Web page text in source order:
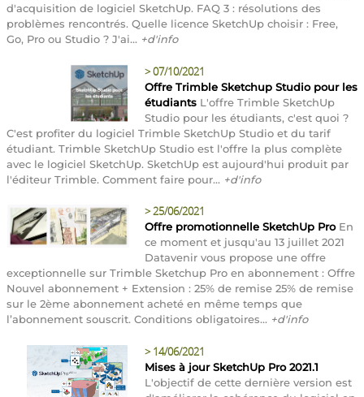
d'acquisition de logiciel SketchUp. FAQ 3 : résolutions des
problèmes rencontrés. Quelle licence SketchUp choisir : Free,
Go, Pro ou Studio ? J'ai... +d'info
>07/10/2021
Offre Trimble Sketchup Studio pour les
étudiants L'offre Trimble SketchUp
Studio pour les étudiants, c'est quoi ?
C'est profiter du logiciel Trimble SketchUp Studio et du tarif
étudiant. Trimble SketchUp Studio est l'offre la plus complète
avec le logiciel SketchUp. SketchUp est aujourd'hui produit par
l'éditeur Trimble. Comment faire pour... +d'info
>25/06/2021
Offre promotionnelle SketchUp ProEn
ce moment et jusqu'au 13 juillet 2021
Datavenir vous propose une offre
exceptionnelle sur Trimble Sketchup Pro en abonnement : Offre
Nouvel abonnement + Extension : 25% de remise 25% de remise
sur le 2ème abonnement acheté en même temps que
l’abonnement souscrit. Conditions obligatoires... +d'info
> 14/06/2021
Mises à jour SketchUp Pro 2021.1
L'objectif de cette dernière version est